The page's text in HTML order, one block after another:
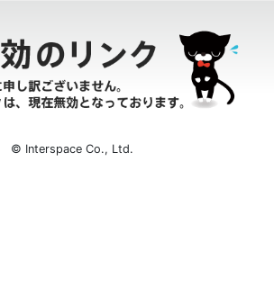
© Interspace Co., Ltd.